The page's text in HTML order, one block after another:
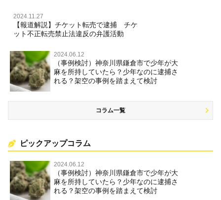
2024.11.27
【報道解説】チケット転売で逮捕 チケ
ット不正転売禁止法違反の弁護活動
2024.06.12
（事例検討）神奈川県鎌倉市で少年が大
麻を所持していたら？少年なのに逮捕さ
れる？架空の事例を踏まえて検討
コラム一覧
ピックアップコラム
2024.06.12
（事例検討）神奈川県鎌倉市で少年が大
麻を所持していたら？少年なのに逮捕さ
れる？架空の事例を踏まえて検討